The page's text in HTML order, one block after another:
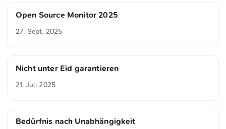
Open Source Monitor 2025
27. Sept. 2025
Nicht unter Eid garantieren
21. Juli 2025
Bedürfnis nach Unabhängigkeit